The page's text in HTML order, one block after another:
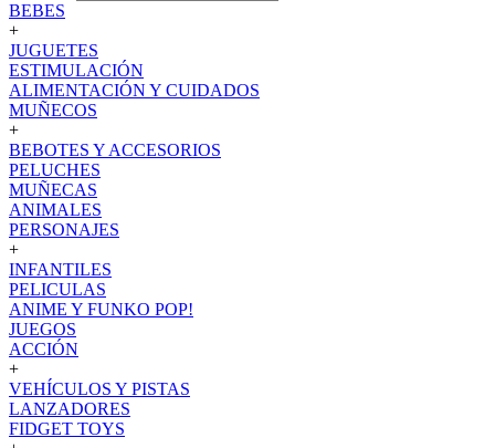
BEBES
+
JUGUETES
ESTIMULACIÓN
ALIMENTACIÓN Y CUIDADOS
MUÑECOS
+
BEBOTES Y ACCESORIOS
PELUCHES
MUÑECAS
ANIMALES
PERSONAJES
+
INFANTILES
PELICULAS
ANIME Y FUNKO POP!
JUEGOS
ACCIÓN
+
VEHÍCULOS Y PISTAS
LANZADORES
FIDGET TOYS